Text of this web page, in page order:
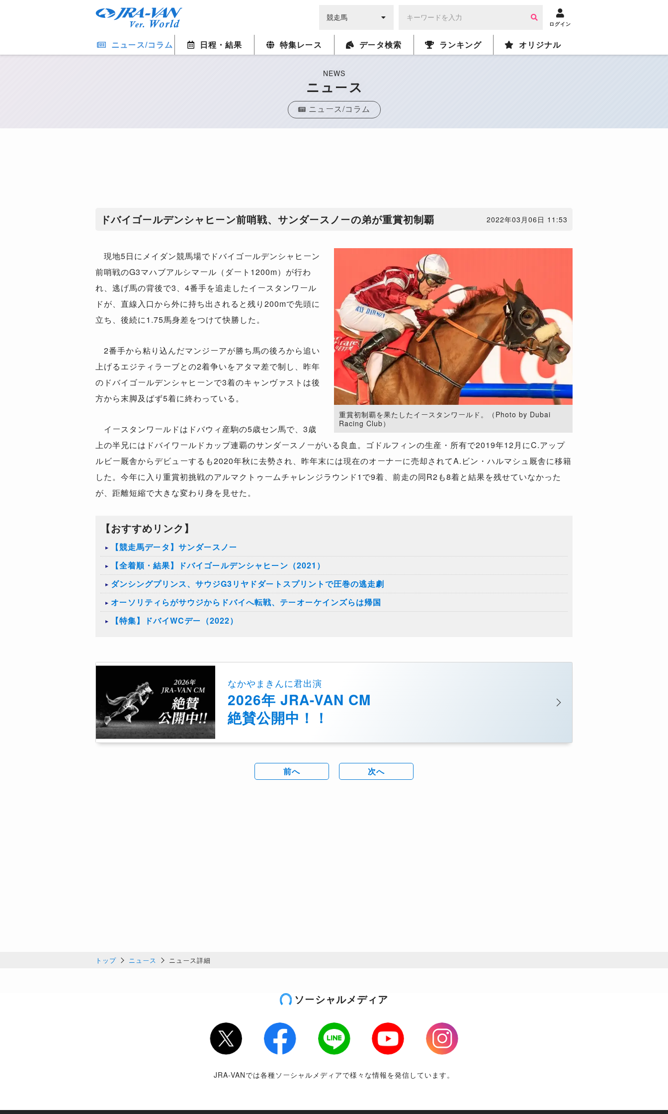
ログイン
ニュース/コラム 日程・結果 特集レース データ検索 ランキング オリジナル
NEWS
ニュース
ニュース/コラム
ドバイゴールデンシャヒーン前哨戦、サンダースノーの弟が重賞初制覇 2022年03月06日 11:53
重賞初制覇を果たしたイースタンワールド。（Photo by Dubai
Racing Club）
現地5日にメイダン競馬場でドバイゴールデンシャヒーン
前哨戦のG3マハブアルシマール（ダート1200m）が行わ
れ、逃げ馬の背後で3、4番手を追走したイースタンワール
ドが、直線入口から外に持ち出されると残り200mで先頭に
立ち、後続に1.75馬身差をつけて快勝した。
2番手から粘り込んだマンジーアが勝ち馬の後ろから追い
上げるエジティラーブとの2着争いをアタマ差で制し、昨年
のドバイゴールデンシャヒーンで3着のキャンヴァストは後
方から末脚及ばず5着に終わっている。
イースタンワールドはドバウィ産駒の5歳セン馬で、3歳
上の半兄にはドバイワールドカップ連覇のサンダースノーがいる良血。ゴドルフィンの生産・所有で2019年12月にC.アップ
ルビー厩舎からデビューするも2020年秋に去勢され、昨年末には現在のオーナーに売却されてA.ビン・ハルマシュ厩舎に移籍
した。今年に入り重賞初挑戦のアルマクトゥームチャレンジラウンド1で9着、前走の同R2も8着と結果を残せていなかった
が、距離短縮で大きな変わり身を見せた。
【おすすめリンク】
【競走馬データ】サンダースノー
【全着順・結果】ドバイゴールデンシャヒーン（2021）
ダンシングプリンス、サウジG3リヤドダートスプリントで圧巻の逃走劇
オーソリティらがサウジからドバイへ転戦、テーオーケインズらは帰国
【特集】ドバイWCデー（2022）
なかやまきんに君出演
2026年 JRA-VAN CM
絶賛公開中！！
前へ 次へ
トップ ニュース ニュース詳細
ソーシャルメディア
Twitter Facebook LINE Youtube
Instagram
JRA-VANでは各種ソーシャルメディアで様々な情報を発信しています。